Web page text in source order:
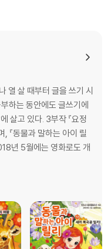
열 살 때부터 글을 쓰기 시
하는 동안에도 글쓰기에
살고 있다. 3부작 『요정
『동물과 말하는 아이 릴
년 5월에는 영화로도 개